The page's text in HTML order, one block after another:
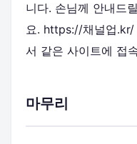
니다. 손님께 안내드
요. https://채널업
서 같은 사이트에 접
마무리